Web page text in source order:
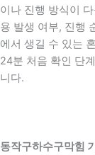
이나 진행 방식이
용 발생 여부, 진행
에서 생길 수 있는
24분 처음 확인 단
니다.
동작구하수구막힘